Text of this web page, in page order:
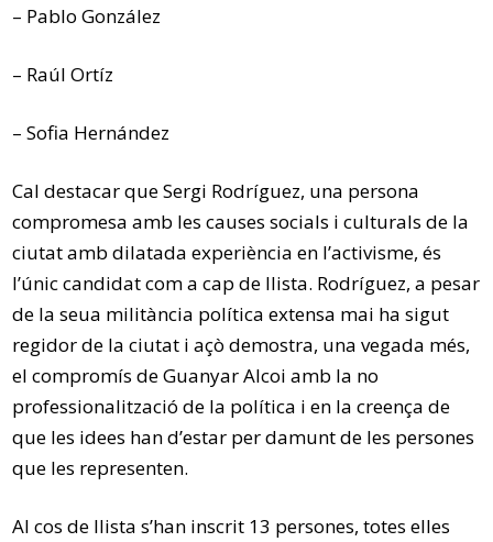
– Pablo González
– Raúl Ortíz
– Sofia Hernández
Cal destacar que Sergi Rodríguez, una persona
compromesa amb les causes socials i culturals de la
ciutat amb dilatada experiència en l’activisme, és
l’únic candidat com a cap de llista. Rodríguez, a pesar
de la seua militància política extensa mai ha sigut
regidor de la ciutat i açò demostra, una vegada més,
el compromís de Guanyar Alcoi amb la no
professionalització de la política i en la creença de
que les idees han d’estar per damunt de les persones
que les representen.
Al cos de llista s’han inscrit 13 persones, totes elles